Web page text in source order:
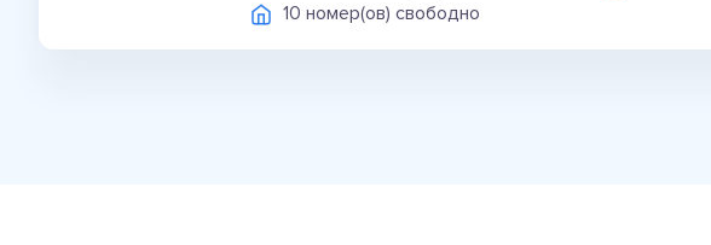
10 номер(ов) свободно